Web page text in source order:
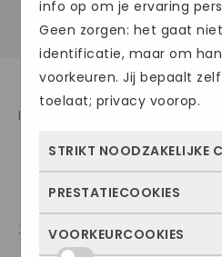
Maandag, dinsdag,
Zaterdag: 9.00 uur – 16.00 uur.
info op om je ervaring
Geen zorgen: het gaat
identificatie, maar om
voorkeuren. Jij bepaalt
toelaat; privacy voorop.
STRIKT NOODZAKELIJKE
Deze cookies zorgen
kunnen niet worden
PRESTATIECOOKIES
Met deze cookies zien
VOORKEURCOOKIES